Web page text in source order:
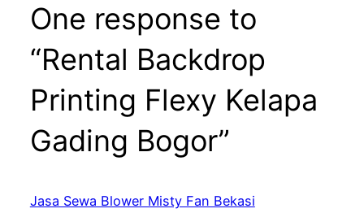
One response to
“Rental Backdrop
Printing Flexy Kelapa
Gading Bogor”
Jasa Sewa Blower Misty Fan Bekasi